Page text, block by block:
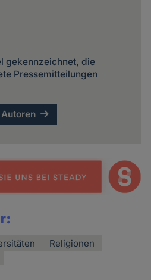
gekennzeichnet, die
Pressemitteilungen
Religionen